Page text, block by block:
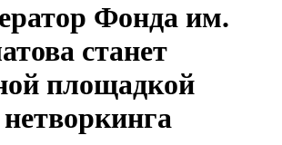
Фонда им.
станет
площадкой